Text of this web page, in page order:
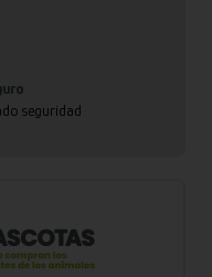
seguridad